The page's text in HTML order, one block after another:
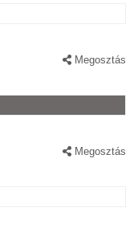
Megosztás
Megosztás